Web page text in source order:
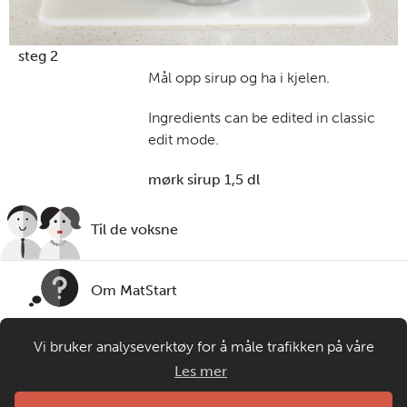
steg 2
Mål opp sirup og ha i kjelen.
Ingredients can be edited in classic
edit mode.
mørk sirup 1,5 dl
Til de voksne
Om MatStart
Kontakt oss
Vi bruker analyseverktøy for å måle trafikken på våre
nettsider. Informasjonskapsler plasseres i din nettleser og
gir oss grunnlag for videreutvikling og drift av våre
Les mer